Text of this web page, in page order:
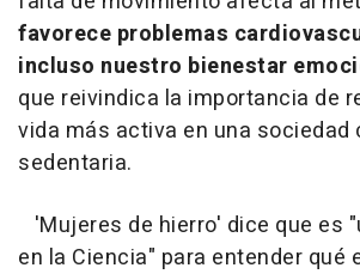
favorece problemas
incluso nuestro bienestar
que reivindica la importancia de
vida más activa en una sociedad
sedentaria.
'Mujeres de hierro' dice que es
en la Ciencia" para entender qué